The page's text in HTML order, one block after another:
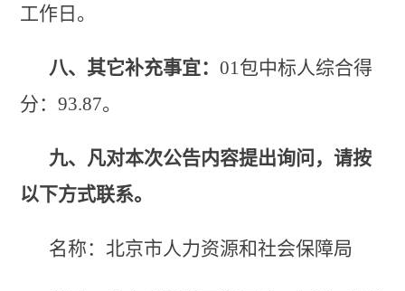
工作日。
八、其它补充事宜：01包中标人综合得
分：93.87。
九、凡对本次公告内容提出询问，请按
以下方式联系。
名称：北京市人力资源和社会保障局